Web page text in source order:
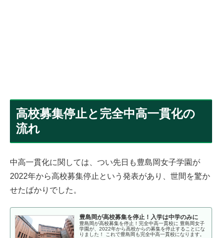
高校募集停止と完全中高一貫化の
流れ
中高一貫化に関しては、つい先日も豊島岡女子学園が
2022年から高校募集停止という発表があり、世間を驚か
せたばかりでした。
豊島岡が高校募集を停止！入学は中学のみに
豊島岡が高校募集を停止！完全中高一貫校に 豊島岡女子
学園が、2022年から高校からの募集を停止することにな
りました！ これで豊島岡も完全中高一貫校になります。